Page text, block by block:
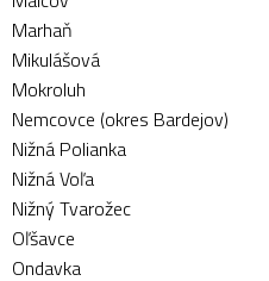
Marhaň
Mikulášová
Mokroluh
Nemcovce (okres Bardejov)
Nižná Polianka
Nižná Voľa
Nižný Tvarožec
Oľšavce
Ondavka